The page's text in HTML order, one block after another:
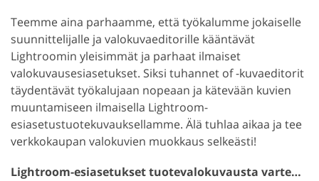
Teemme aina parhaamme, että työkalumme jokaiselle
suunnittelijalle ja valokuvaeditorille kääntävät
Lightroomin yleisimmät ja parhaat ilmaiset
valokuvausesiasetukset. Siksi tuhannet of -kuvaeditorit
täydentävät työkalujaan nopeaan ja kätevään kuvien
muuntamiseen ilmaisella Lightroom-
esiasetustuotekuvauksellamme. Älä tuhlaa aikaa ja tee
verkkokaupan valokuvien muokkaus selkeästi!
Lightroom-esiasetukset tuotevalokuvausta varten #31